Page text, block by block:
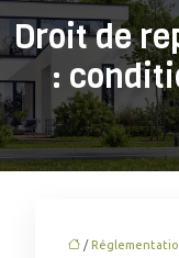
Droit de
:
/